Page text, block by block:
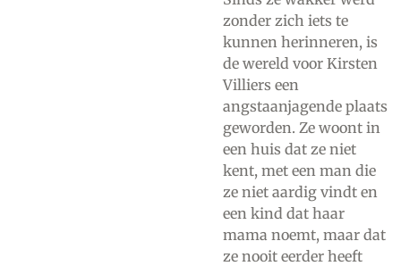
zonder zich iets te
kunnen herinneren, is
de wereld voor Kirsten
Villiers een
angstaanjagende plaats
geworden. Ze woont in
een huis dat ze niet
kent, met een man die
ze niet aardig vindt en
een kind dat haar
mama noemt, maar dat
ze nooit eerder heeft